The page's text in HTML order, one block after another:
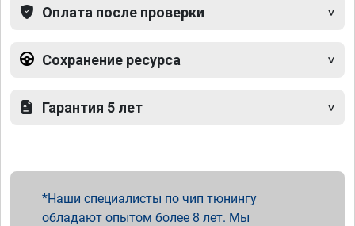
Оплата после проверки
Сохранение ресурса
Гарантия 5 лет
Наши специалисты по чип тюнингу
обладают опытом более 8 лет. Мы